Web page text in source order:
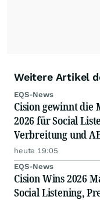
Weitere Artikel
EQS-News
Cision gewinnt die
2026 für Social
Verbreitung und
heute 19:05
EQS-News
Cision Wins 2026
Social Listening,